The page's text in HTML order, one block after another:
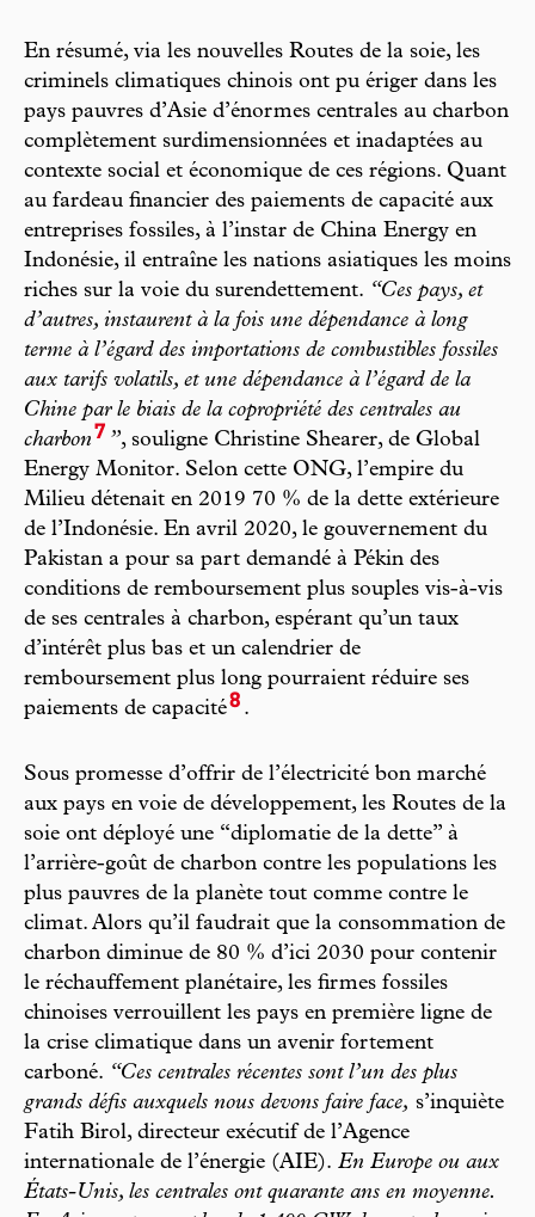
En résumé, via les nouvelles Routes de la soie, les
criminels climatiques chinois ont pu ériger dans les
pays pauvres d’Asie d’énormes centrales au charbon
complètement surdimensionnées et inadaptées au
contexte social et économique de ces régions. Quant
au fardeau financier des paiements de capacité aux
entreprises fossiles, à l’instar de China Energy en
Indonésie, il entraîne les nations asiatiques les moins
riches sur la voie du surendettement. “Ces pays, et
d’autres, instaurent à la fois une dépendance à long
terme à l’égard des importations de combustibles fossiles
aux tarifs volatils, et une dépendance à l’égard de la
Chine par le biais de la copropriété des centrales au
charbon7 ”, souligne Christine Shearer, de Global
Energy Monitor. Selon cette ONG, l’empire du
Milieu détenait en 2019 70 % de la dette extérieure
de l’Indonésie. En avril 2020, le gouvernement du
Pakistan a pour sa part demandé à Pékin des
conditions de remboursement plus souples vis-à-vis
de ses centrales à charbon, espérant qu’un taux
d’intérêt plus bas et un calendrier de
remboursement plus long pourraient réduire ses
paiements de capacité8 .
Sous promesse d’offrir de l’électricité bon marché
aux pays en voie de développement, les Routes de la
soie ont déployé une “diplomatie de la dette” à
l’arrière-goût de charbon contre les populations les
plus pauvres de la planète tout comme contre le
climat. Alors qu’il faudrait que la consommation de
charbon diminue de 80 % d’ici 2030 pour contenir
le réchauffement planétaire, les firmes fossiles
chinoises verrouillent les pays en première ligne de
la crise climatique dans un avenir fortement
carboné. “Ces centrales récentes sont l’un des plus
grands défis auxquels nous devons faire face, s’inquiète
Fatih Birol, directeur exécutif de l’Agence
internationale de l’énergie (AIE). En Europe ou aux
États-Unis, les centrales ont quarante ans en moyenne.